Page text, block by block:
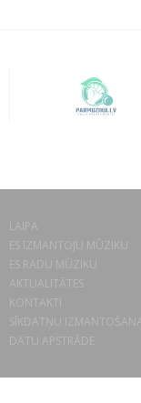
LAIPA
ES IZMANTOJU MŪZIKU
ES RADU MŪZIKU
AKTUALITĀTES
KONTAKTI
SĪKDATŅU
DATU APSTRĀDE